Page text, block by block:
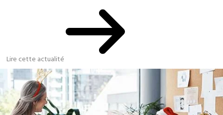
Lire cette actualité